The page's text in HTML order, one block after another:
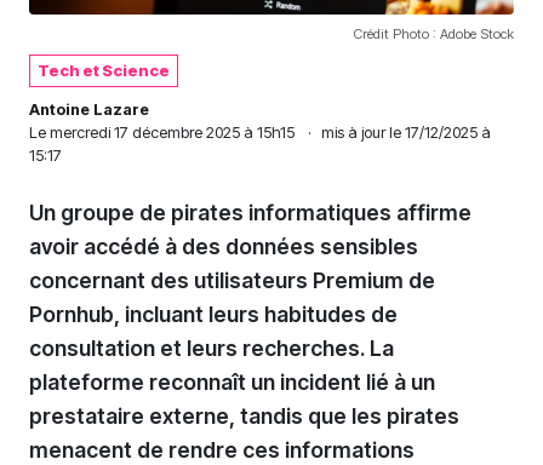
Crédit Photo : Adobe Stock
Tech et Science
Antoine Lazare
Le mercredi 17 décembre 2025 à 15h15 · mis à jour le 17/12/2025 à
15:17
Un groupe de pirates informatiques affirme
avoir accédé à des données sensibles
concernant des utilisateurs Premium de
Pornhub, incluant leurs habitudes de
consultation et leurs recherches. La
plateforme reconnaît un incident lié à un
prestataire externe, tandis que les pirates
menacent de rendre ces informations